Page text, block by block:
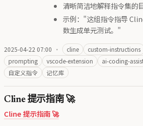
清晰简洁地解释指令集的
示例："这组指令指导
数生成单元测试。"
2025-04-22 07:00 · cline custom-instructions
prompting
vscode-extension ai-coding-
自定义指令
记忆库
Cline 提示指南 🚀
Cline 提示指南 🚀